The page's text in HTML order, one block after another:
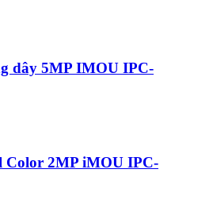
dây 5MP IMOU IPC-
Color 2MP iMOU IPC-